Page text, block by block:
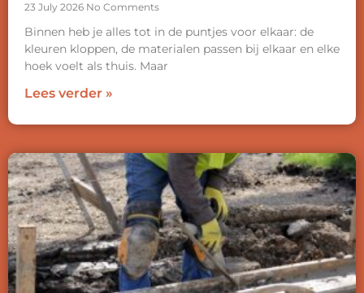
23 July 2026 No Comments
Binnen heb je alles tot in de puntjes voor elkaar: de
kleuren kloppen, de materialen passen bij elkaar en elke
hoek voelt als thuis. Maar
Lees verder »